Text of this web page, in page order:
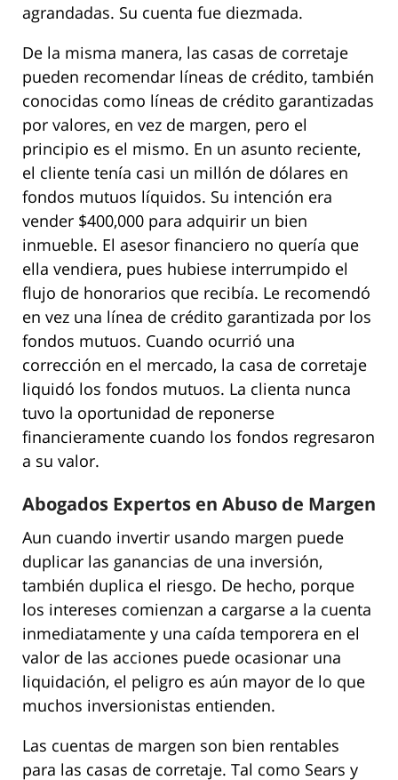
agrandadas. Su cuenta fue diezmada.
De la misma manera, las casas de corretaje
pueden recomendar líneas de crédito, también
conocidas como líneas de crédito garantizadas
por valores, en vez de margen, pero el
principio es el mismo. En un asunto reciente,
el cliente tenía casi un millón de dólares en
fondos mutuos líquidos. Su intención era
vender $400,000 para adquirir un bien
inmueble. El asesor financiero no quería que
ella vendiera, pues hubiese interrumpido el
flujo de honorarios que recibía. Le recomendó
en vez una línea de crédito garantizada por los
fondos mutuos. Cuando ocurrió una
corrección en el mercado, la casa de corretaje
liquidó los fondos mutuos. La clienta nunca
tuvo la oportunidad de reponerse
financieramente cuando los fondos regresaron
a su valor.
Abogados Expertos en Abuso de Margen
Aun cuando invertir usando margen puede
duplicar las ganancias de una inversión,
también duplica el riesgo. De hecho, porque
los intereses comienzan a cargarse a la cuenta
inmediatamente y una caída temporera en el
valor de las acciones puede ocasionar una
liquidación, el peligro es aún mayor de lo que
muchos inversionistas entienden.
Las cuentas de margen son bien rentables
para las casas de corretaje. Tal como Sears y